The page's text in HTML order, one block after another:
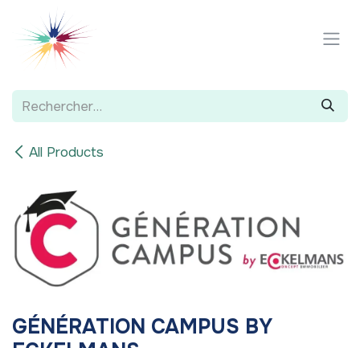
All Products
GÉNÉRATION CAMPUS BY